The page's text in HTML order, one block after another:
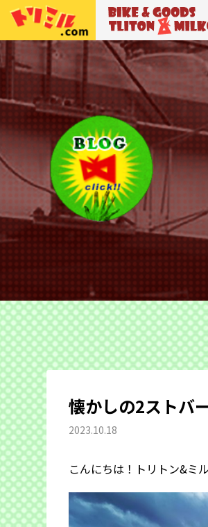
トリトン＆ミルコビ
懐かしの2ストバ
2023.10.18
こんにちは！トリトン&ミ